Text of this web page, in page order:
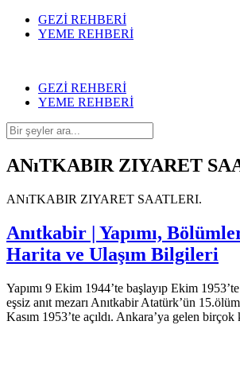
GEZİ REHBERİ
YEME REHBERİ
GEZİ REHBERİ
YEME REHBERİ
ANıTKABIR ZIYARET
ANıTKABIR ZIYARET SAATLERI.
Anıtkabir | Yapımı,
Harita ve Ulaşım Bilgileri
Yapımı 9 Ekim 1944’te başlayıp Ekim
eşsiz anıt mezarı Anıtkabir Atatürk’ün
Kasım 1953’te açıldı. Ankara’ya gelen